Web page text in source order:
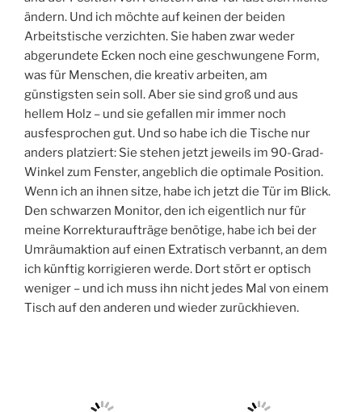
ändern. Und ich möchte auf keinen der beiden
Arbeitstische verzichten. Sie haben zwar weder
abgerundete Ecken noch eine geschwungene Form,
was für Menschen, die kreativ arbeiten, am
günstigsten sein soll. Aber sie sind groß und aus
hellem Holz – und sie gefallen mir immer noch
ausfesprochen gut. Und so habe ich die Tische nur
anders platziert: Sie stehen jetzt jeweils im 90-Grad-
Winkel zum Fenster, angeblich die optimale Position.
Wenn ich an ihnen sitze, habe ich jetzt die Tür im Blick.
Den schwarzen Monitor, den ich eigentlich nur für
meine Korrekturaufträge benötige, habe ich bei der
Umräumaktion auf einen Extratisch verbannt, an dem
ich künftig korrigieren werde. Dort stört er optisch
weniger – und ich muss ihn nicht jedes Mal von einem
Tisch auf den anderen und wieder zurückhieven.